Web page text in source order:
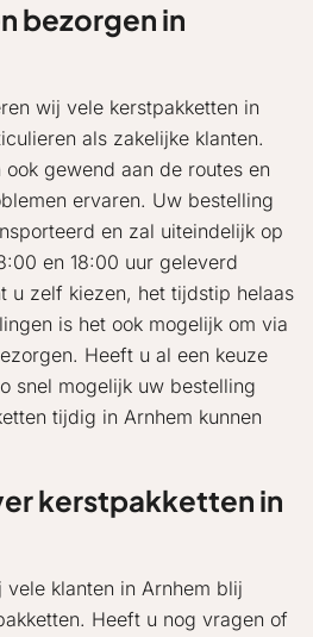
bezorgen in
wij vele kerstpakketten in
als zakelijke klanten.
gewend aan de routes en
ervaren. Uw bestelling
en zal uiteindelijk op
en 18:00 uur geleverd
u zelf kiezen, het tijdstip helaas
is het ook mogelijk om via
Heeft u al een keuze
snel mogelijk uw bestelling
tijdig in Arnhem kunnen
kerstpakketten in
klanten in Arnhem blij
Heeft u nog vragen of